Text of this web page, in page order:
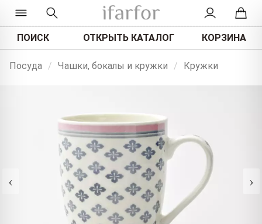
ПОИСК ОТКРЫТЬ КАТАЛОГ КОРЗИНА
Посуда / Чашки, бокалы и кружки / Кружки
‹ ›